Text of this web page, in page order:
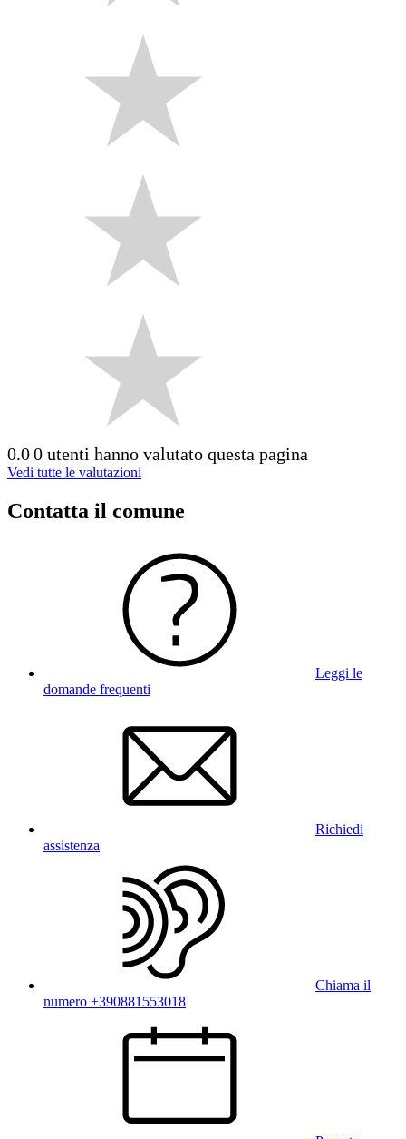
0.00 utenti hanno valutato questa pagina
Vedi tutte le valutazioni
Contatta il comune
Leggi le
domande frequenti
Richiedi
assistenza
Chiama il
numero +390881553018